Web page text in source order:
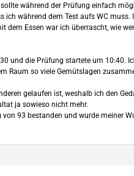
während der Prüfung einfach
während dem Test aufs WC
Essen war ich überrascht, wie
und die Prüfung startete um 10:40.
Raum so viele Gemütslagen
gelaufen ist, weshalb ich den
ja sowieso nicht mehr.
93 bestanden und wurde meiner